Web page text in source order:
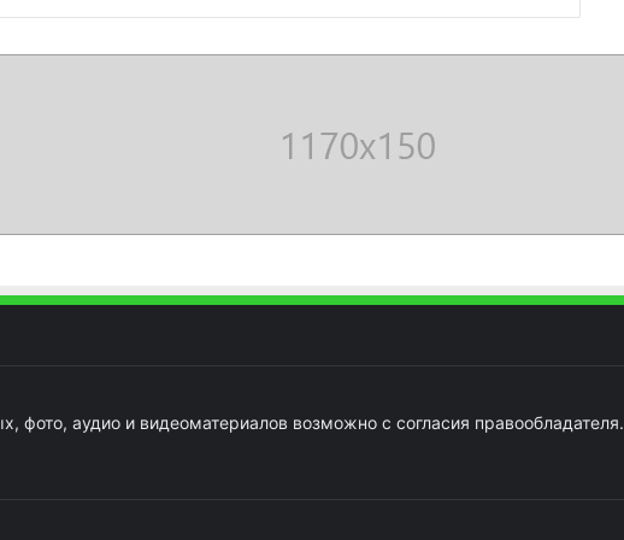
фото, аудио и видеоматериалов возможно с согласия правообладателя.